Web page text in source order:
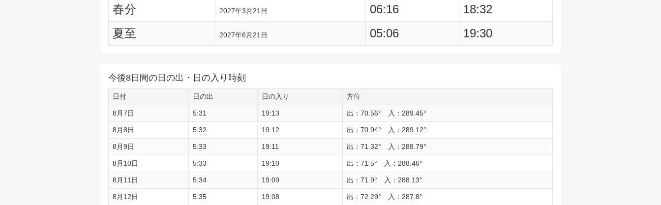
春分
2027年3月21日 06:16
18:32
夏至
2027年6月21日 05:06 19:30
今後8日間の日の出・日の入り時刻
日付 日の出 日の入り 方位
8月7日 5:31 19:13 出：70.56° 入：289.45°
8月8日 5:32 19:12 出：70.94° 入：289.12°
8月9日 5:33 19:11 出：71.32° 入：288.79°
8月10日 5:33 19:10 出：71.5° 入：288.46°
8月11日 5:34 19:09 出：71.9° 入：288.13°
8月12日 5:35 19:08 出：72.29° 入：287.8°